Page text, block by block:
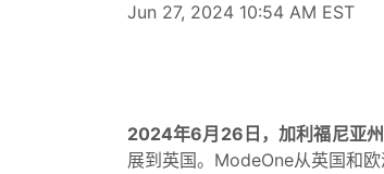
Jun 27, 2024 10:54 AM EST
2024年6月26日，加利福尼亚
展到英国。ModeOne从英国和